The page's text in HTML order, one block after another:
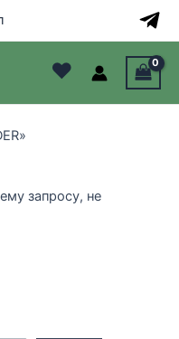
♥
запросу, не